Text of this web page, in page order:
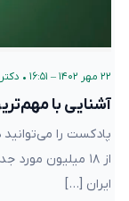
۲۲ مهر ۱۴۰۲ – ۱۶:۵۱ •
آشنایی با
پادکست را
از ۱۸ میلیون
ایران […]